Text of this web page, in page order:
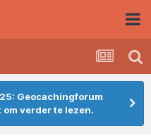
Geocachingforum
om verder te lezen.